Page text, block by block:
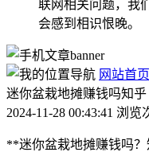
联网相关问题，我
会感到相识恨晚。
网站首页
迷你盆栽地摊赚钱吗知乎
2024-11-28 00:43:41 浏览
**迷你盆栽地摊赚钱吗